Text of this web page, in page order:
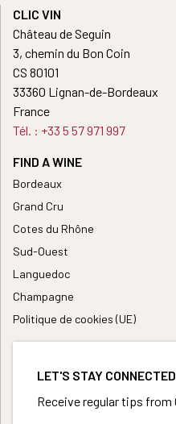
CLIC VIN
Château de Seguin
3, chemin du Bon Coin
CS 80101
33360 Lignan-de-Bordeaux
France
Tél. : +33 5 57 971 997
FIND A WINE
Bordeaux
Grand Cru
Cotes du Rhône
Sud-Ouest
Languedoc
Champagne
Politique de cookies (UE)
LET'S STAY
Receive regular tips from